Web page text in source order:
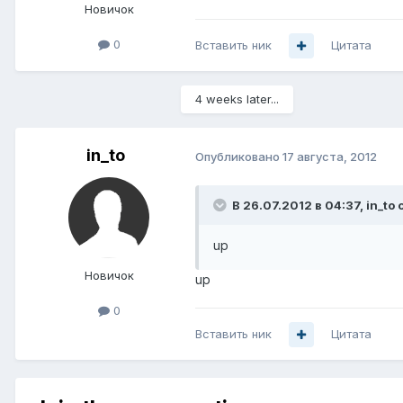
Новичок
0 Вставить ник Цитата
4 weeks later...
in_to
Новичок
0
Опубликовано 17 августа, 2012
В 26.07.2012 в 04:37, in_to
up
up
Вставить ник Цитата